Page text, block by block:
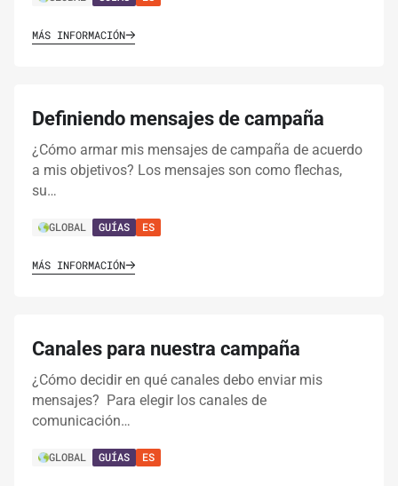
MÁS INFORMACIÓN
Definiendo mensajes de campaña
¿Cómo armar mis mensajes de campaña de acuerdo
a mis objetivos? Los mensajes son como flechas,
su…
GLOBAL GUÍAS ES
MÁS INFORMACIÓN
Canales para nuestra campaña
¿Cómo decidir en qué canales debo enviar mis
mensajes? Para elegir los canales de
comunicación…
GLOBAL GUÍAS ES